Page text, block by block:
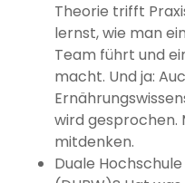
Theorie trifft
lernst, wie man
Team führt und
macht. Und ja:
wird gesprochen.
mitdenken.
Duale